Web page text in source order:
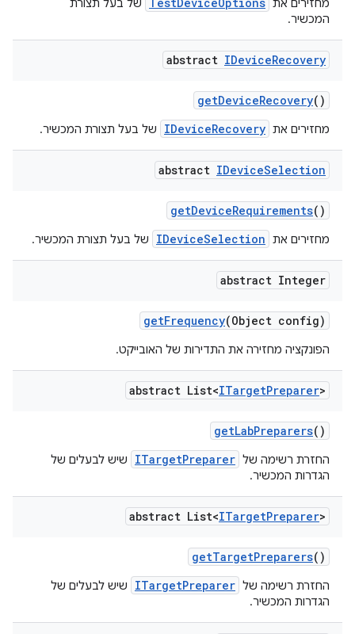
מחזירים את
של בעל תצורת
המכשיר.
abstract IDeviceRecovery
getDeviceRecovery()
מחזירים את IDeviceRecovery של בעל תצורת המכשיר.
abstract IDeviceSelection
getDeviceRequirements()
מחזירים את IDeviceSelection של בעל תצורת המכשיר.
abstract Integer
getFrequency(Object config)
הפונקציה מחזירה את התדירות של האובייקט.
abstract List<ITargetPreparer>
getLabPreparers()
החזרת רשימה של ITargetPreparer
שיש לבעלים של
הגדרות המכשיר.
abstract List<ITargetPreparer>
getTargetPreparers()
החזרת רשימה של ITargetPreparer
שיש לבעלים של
הגדרות המכשיר.